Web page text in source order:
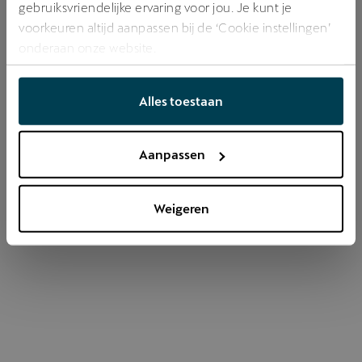
gebruiksvriendelijke ervaring voor jou. Je kunt je
voorkeuren altijd aanpassen bij de ‘Cookie instellingen’
onderaan onze website.
Alles toestaan
Aanpassen
Weigeren
Refresh